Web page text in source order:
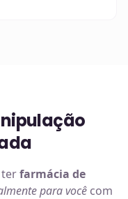
terfarmácia de
para você com